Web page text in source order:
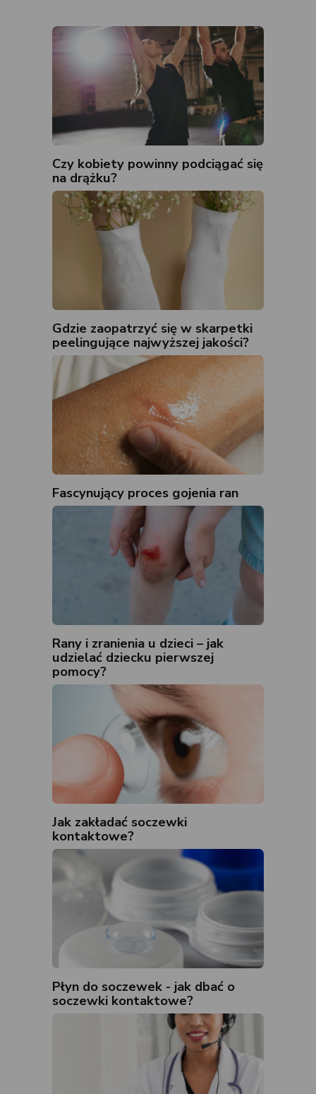
Czy kobiety powinny podciągać się
na drążku?
Gdzie zaopatrzyć się w skarpetki
peelingujące najwyższej jakości?
Fascynujący proces gojenia ran
Rany i zranienia u dzieci – jak
udzielać dziecku pierwszej
pomocy?
Jak zakładać soczewki
kontaktowe?
Płyn do soczewek - jak dbać o
soczewki kontaktowe?